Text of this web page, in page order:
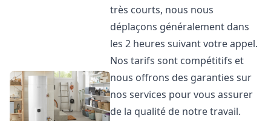
très courts, nous nous
déplaçons généralement dans
les 2 heures suivant votre appel.
Nos tarifs sont compétitifs et
nous offrons des garanties sur
nos services pour vous assurer
de la qualité de notre travail.